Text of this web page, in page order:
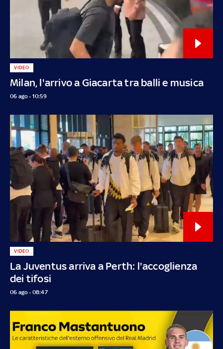
Milan, l'arrivo a Giacarta tra balli e musica
VIDEO
06 ago - 10:59
La Juventus arriva a Perth: l'accoglienza
dei tifosi
VIDEO
06 ago - 08:47